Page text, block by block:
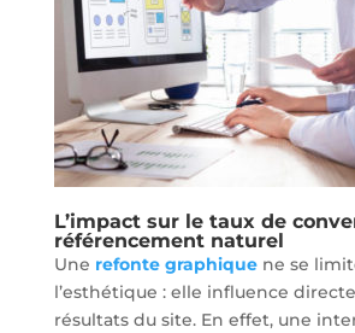
L’impact sur le taux de
référencement naturel
Une refonte graphiquene se
l’esthétique : elle influence
résultats du site. En effet, une